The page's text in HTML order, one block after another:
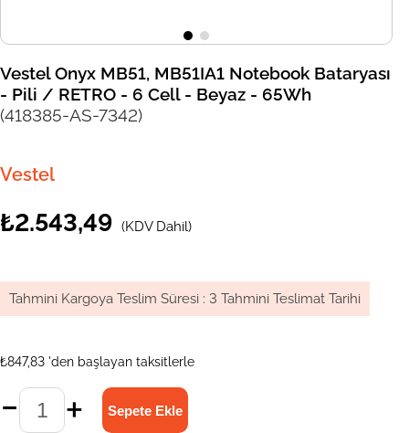
Vestel Onyx MB51, MB51IA1 Notebook Bataryası
- Pili / RETRO - 6 Cell - Beyaz - 65Wh
(418385-AS-7342)
Vestel
₺2.543,49 (KDV Dahil)
Tahmini Kargoya Teslim Süresi : 3 Tahmini Teslimat Tarihi
₺847,83 'den başlayan taksitlerle